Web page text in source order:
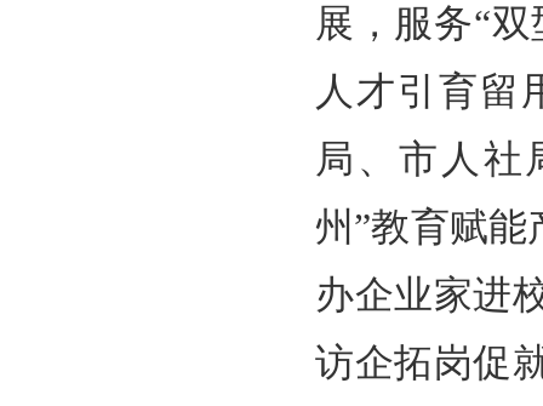
展，服务“
人才引育留
局、市人社
州”教育赋能
办企业家进
访企拓岗促